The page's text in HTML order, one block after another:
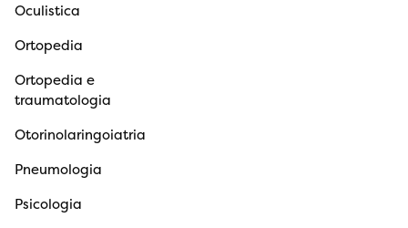
Oculistica
Ortopedia
Ortopedia e
traumatologia
Otorinolaringoiatria
Pneumologia
Psicologia